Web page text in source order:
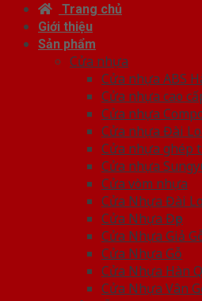
Trang chủ
Giới thiệu
Sản phẩm
Cửa nhựa
Cửa nhựa ABS
Cửa nhựa cao
Cửa nhựa
Cửa nhựa Đài
Cửa nhựa ghép
Cửa nhựa
Cửa vòm nhựa
Cửa Nhựa Đài
Cửa Nhựa Đẹp
Cửa Nhựa Giả
Cửa Nhựa Gỗ
Cửa Nhựa Hàn
Cửa Nhựa Vân